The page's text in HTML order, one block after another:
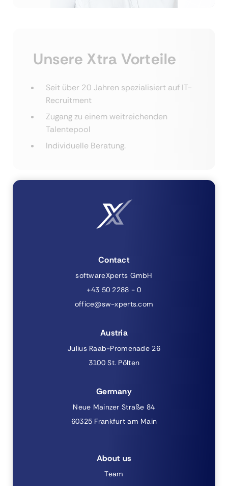
Unsere Xtra Vorteile
Seit über 20 Jahren spezialisiert auf IT-
Recruitment
Zugang zu einem weitreichenden
Talentepool
Individuelle Beratung.
Contact
softwareXperts GmbH
+43 50 2288 - 0
office@sw-xperts.com
Austria
Julius Raab-Promenade 26
3100 St. Pölten
Germany
Neue Mainzer Straße 84
60325 Frankfurt am Main
About us
Team